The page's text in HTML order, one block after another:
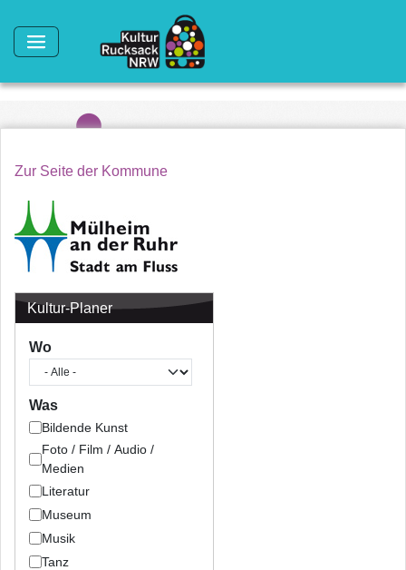
Zur Seite der Kommune
Kultur-Planer
Wo
Was
Bildende Kunst
Foto / Film / Audio /
Medien
Literatur
Museum
Musik
Tanz